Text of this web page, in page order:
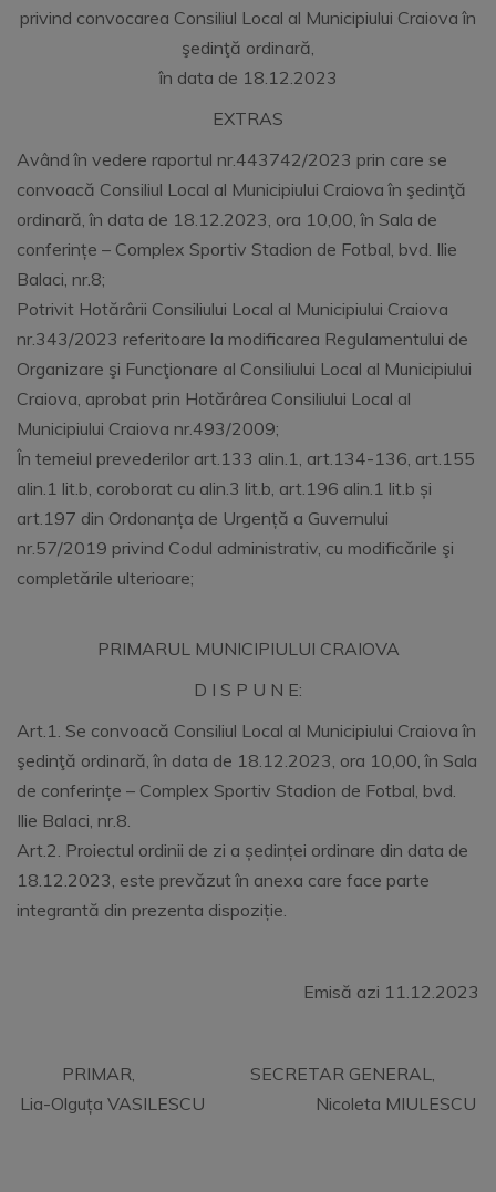
privind convocarea Consiliul Local al Municipiului Craiova în
şedinţă ordinară,
în data de 18.12.2023
EXTRAS
Având în vedere raportul nr.443742/2023 prin care se
convoacă Consiliul Local al Municipiului Craiova în şedinţă
ordinară, în data de 18.12.2023, ora 10,00, în Sala de
conferințe – Complex Sportiv Stadion de Fotbal, bvd. Ilie
Balaci, nr.8;
Potrivit Hotărârii Consiliului Local al Municipiului Craiova
nr.343/2023 referitoare la modificarea Regulamentului de
Organizare şi Funcţionare al Consiliului Local al Municipiului
Craiova, aprobat prin Hotărârea Consiliului Local al
Municipiului Craiova nr.493/2009;
În temeiul prevederilor art.133 alin.1, art.134-136, art.155
alin.1 lit.b, coroborat cu alin.3 lit.b, art.196 alin.1 lit.b și
art.197 din Ordonanța de Urgență a Guvernului
nr.57/2019 privind Codul administrativ, cu modificările şi
completările ulterioare;
PRIMARUL MUNICIPIULUI CRAIOVA
D I S P U N E:
Art.1. Se convoacă Consiliul Local al Municipiului Craiova în
şedinţă ordinară, în data de 18.12.2023, ora 10,00, în Sala
de conferințe – Complex Sportiv Stadion de Fotbal, bvd.
Ilie Balaci, nr.8.
Art.2. Proiectul ordinii de zi a ședinței ordinare din data de
18.12.2023, este prevăzut în anexa care face parte
integrantă din prezenta dispoziție.
Emisă azi 11.12.2023
PRIMAR, SECRETAR GENERAL,
Lia-Olguța VASILESCU Nicoleta MIULESCU